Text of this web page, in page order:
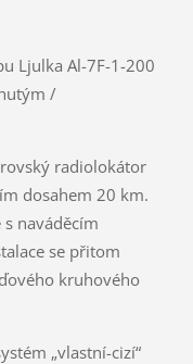
Al-7F-1-200
/
radiolokátor
dosahem 20 km.
naváděcím
se přitom
kruhového
„vlastní-cizí“